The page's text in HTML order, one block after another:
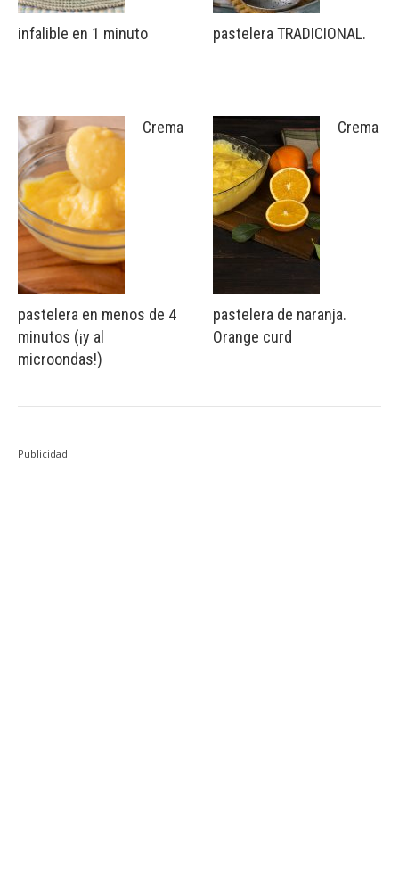
infalible en 1 minuto
Crema
pastelera en menos de 4
minutos (¡y al
microondas!)
pastelera TRADICIONAL.
Crema
pastelera de naranja.
Orange curd
Publicidad